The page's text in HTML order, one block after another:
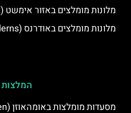
מלונות מומלצים באזור אימשט (Imst)
מלונות מומלצים באודרנס (Uderns) – עמק צילרטל
המלצות